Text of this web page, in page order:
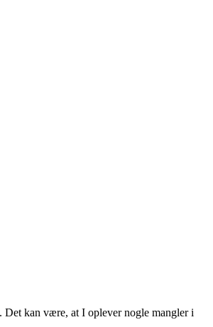
kan være, at I oplever nogle mangler i